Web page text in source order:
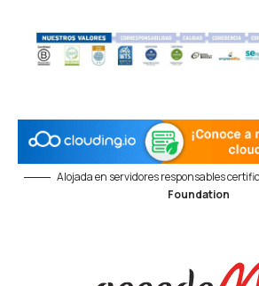
Alojada en servidores responsables
Foundation